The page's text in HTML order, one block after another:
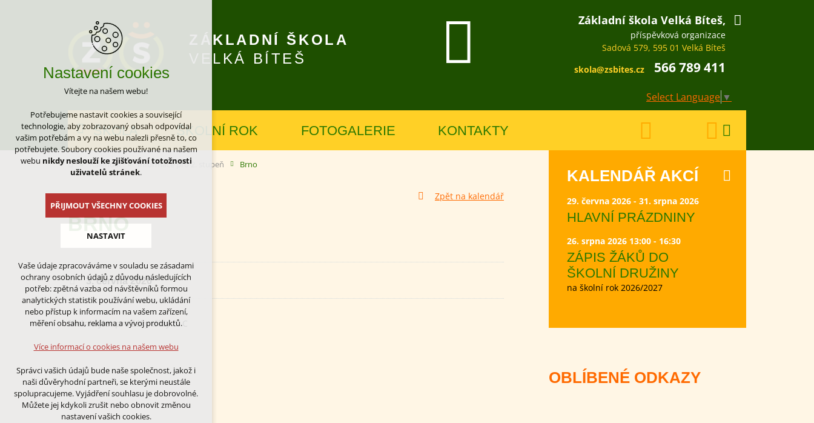
ZÁKLADNÍ ŠKOLA
VELKÁ BÍTEŠ
Základní škola Velká Bíteš,
příspěvková organizace
Sadová 579, 595 01 Velká Bíteš
skola@zsbites.cz
566 789 411
Select Language ▼
ŠKOLA ŠKOLNÍ ROK FOTOGALERIE KONTAKTY
Kalendář Informace pro 2. stupeň Brno
Zpět na kalendář
BRNO
3. června 2026
školní výlet pro žáky třídy 8. C
KALENDÁŘ AKCÍ
29. června 2026 - 31. srpna 2026
HLAVNÍ PRÁZDNINY
26. srpna 2026 13:00 - 16:30
ZÁPIS ŽÁKŮ DO
ŠKOLNÍ DRUŽINY
na školní rok 2026/2027
OBLÍBENÉ ODKAZY
Nastavení cookies
Vítejte na našem webu!
Potřebujeme nastavit cookies a související
technologie, aby zobrazovaný obsah odpovídal
vašim potřebám a vy na webu nalezli přesně to, co
potřebujete. Soubory cookies používané na našem
webu nikdy neslouží ke zjišťování totožnosti
uživatelů stránek.
PŘIJMOUT VŠECHNY COOKIES
NASTAVIT
Technická cookies
nutná pro provozování webu
udržení kontextu stránek (session):
případná přihlášení, volby jazyka, apod.
Volitelná cookies
analytická pro anonymizované
vyhodnocení návštěvnosti
marketingová cookies (Google)
Více informací o cookies na našem webu
Vaše údaje zpracováváme v souladu se zásadami
ochrany osobních údajů z důvodu následujících
potřeb: zpětná vazba od návštěvníků formou
analytických statistik používání webu, ukládání
nebo přístup k informacím na vašem zařízení,
měření obsahu, reklama a vývoj produktů.
Více informací o cookies na našem webu
Správci vašich údajů bude naše společnost, jakož i
naši důvěryhodní partneři, se kterými neustále
spolupracujeme. Vyjádření souhlasu je dobrovolné.
Můžete jej kdykoli zrušit nebo obnovit změnou
nastavení vašich cookies.